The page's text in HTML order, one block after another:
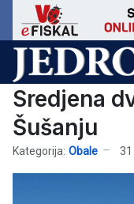
Sredjena
Šušanju
Kategorija: Obale